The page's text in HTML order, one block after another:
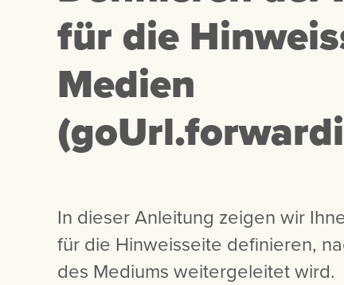
für die
Medien
In dieser Anleitung zeigen wir
für die Hinweisseite definieren,
des Mediums weitergeleitet wird.